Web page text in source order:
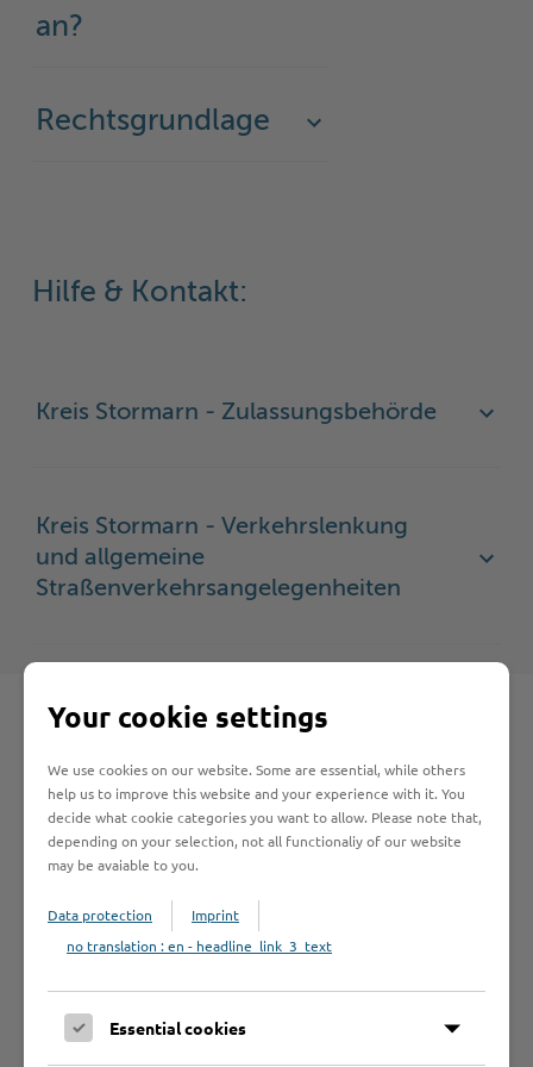
Woche der Seelischen Gesundheit
Karrieretag
Zahlen, Daten, Fakten
an?
Rechtsgrundlage
Hilfe & Kontakt:
Kreis Stormarn - Zulassungsbehörde
Kreis Stormarn - Verkehrslenkung
und allgemeine
Straßenverkehrsangelegenheiten
Schnelleinstieg
Seite auswählen
Online-Services
Your cookie settings
We use cookies on our website. Some are essential, while others
help us to improve this website and your experience with it. You
decide what cookie categories you want to allow. Please note that,
depending on your selection, not all functionaliy of our website
may be avaiable to you.
Data protection
Imprint
no translation : en - headline_link_3_text
Essential cookies